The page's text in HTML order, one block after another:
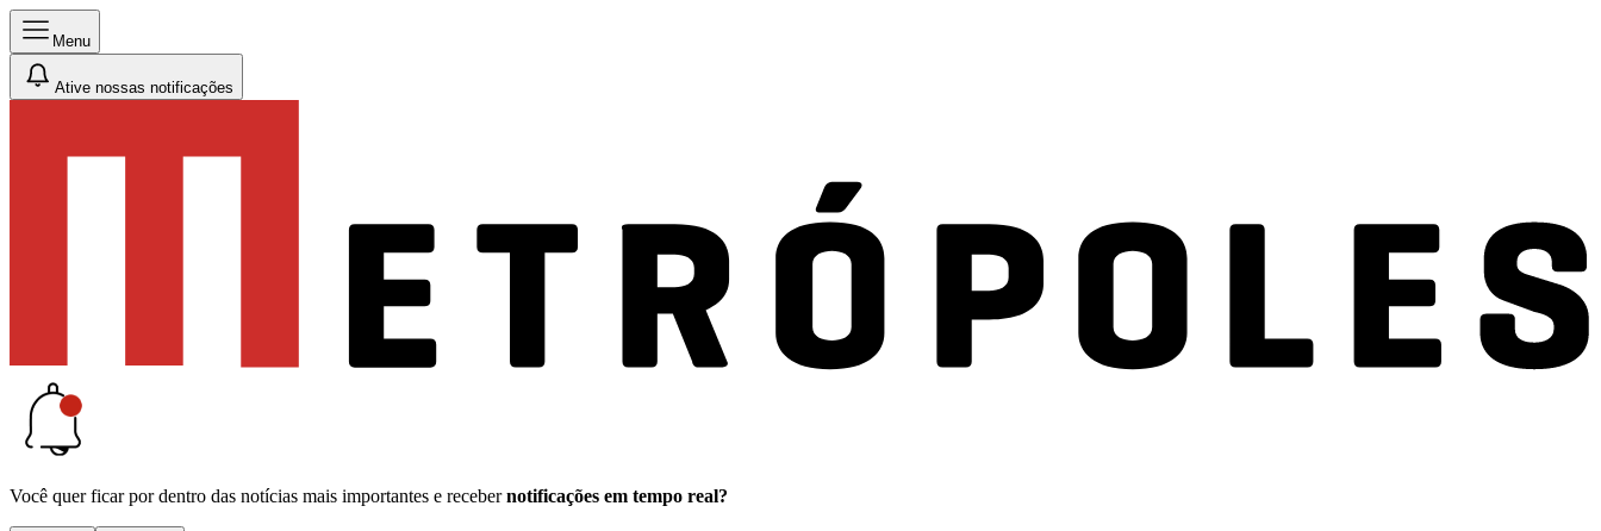
Menu
Ative nossas notificações
Você quer ficar por dentro das notícias mais importantes e receber notificações em tempo real?